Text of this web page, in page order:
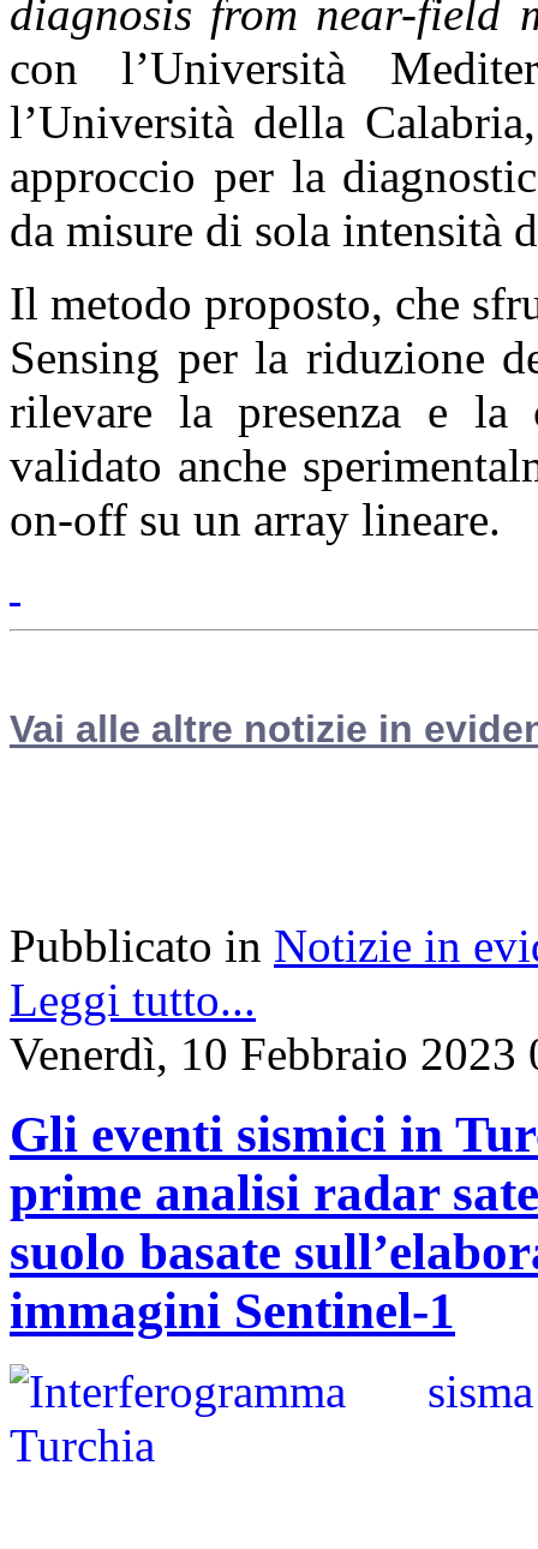
diagnosis from near-field
con l’Università
l’Università della
approccio per la
da misure di sola intensità
Il metodo proposto, che
Sensing per la riduzione
rilevare la presenza e la
validato anche
on-off su un array lineare.
Vai alle altre notizie in
Pubblicato in Notizie in
Leggi tutto...
Venerdì, 10 Febbraio 2023
Gli eventi sismici in
prime analisi radar
suolo basate
immagini Sentinel-1